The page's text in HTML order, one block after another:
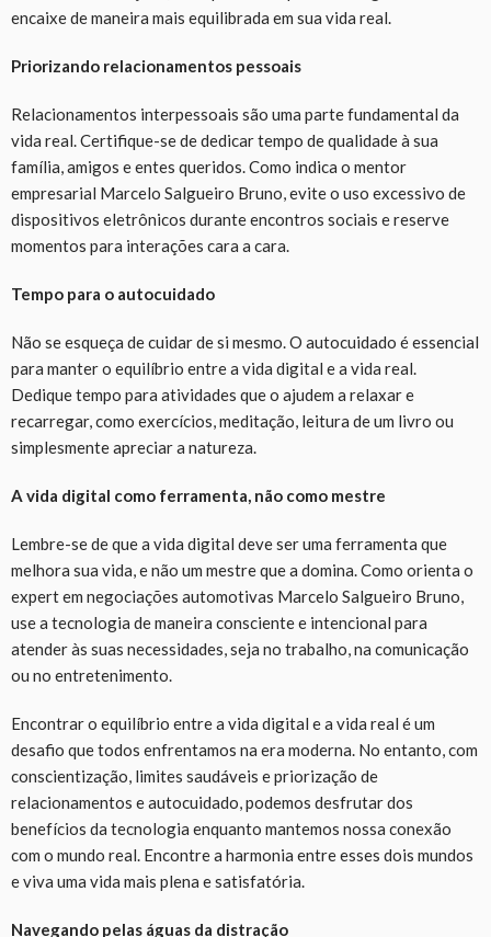
encaixe de maneira mais equilibrada em sua vida real.
Priorizando relacionamentos pessoais
Relacionamentos interpessoais são uma parte fundamental da
vida real. Certifique-se de dedicar tempo de qualidade à sua
família, amigos e entes queridos. Como indica o mentor
empresarial Marcelo Salgueiro Bruno, evite o uso excessivo de
dispositivos eletrônicos durante encontros sociais e reserve
momentos para interações cara a cara.
Tempo para o autocuidado
Não se esqueça de cuidar de si mesmo. O autocuidado é essencial
para manter o equilíbrio entre a vida digital e a vida real.
Dedique tempo para atividades que o ajudem a relaxar e
recarregar, como exercícios, meditação, leitura de um livro ou
simplesmente apreciar a natureza.
A vida digital como ferramenta, não como mestre
Lembre-se de que a vida digital deve ser uma ferramenta que
melhora sua vida, e não um mestre que a domina. Como orienta o
expert em negociações automotivas Marcelo Salgueiro Bruno,
use a tecnologia de maneira consciente e intencional para
atender às suas necessidades, seja no trabalho, na comunicação
ou no entretenimento.
Encontrar o equilíbrio entre a vida digital e a vida real é um
desafio que todos enfrentamos na era moderna. No entanto, com
conscientização, limites saudáveis e priorização de
relacionamentos e autocuidado, podemos desfrutar dos
benefícios da tecnologia enquanto mantemos nossa conexão
com o mundo real. Encontre a harmonia entre esses dois mundos
e viva uma vida mais plena e satisfatória.
Navegando pelas águas da distração